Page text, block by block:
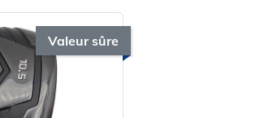
Valeur sûre